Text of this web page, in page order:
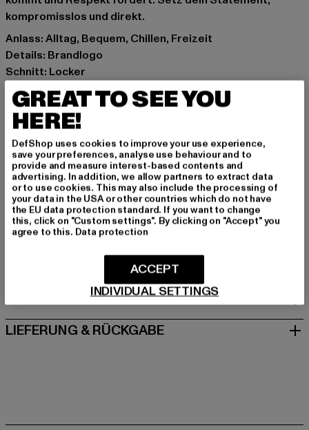
kompromisslos und direkt.
Anlass: Alltag, Bequem, Chillen, Freizeit
Details: Brandlogo
Schnitt: Locker
Marke: UNFAIR ATHLETICS
Kat.: T-Shirts
Farbe: schwarz
Hersteller Farbe: black
Materialzusammensetzung: 100% Baumwolle
Art.Nr: UNFR26-110-00007
Hersteller: UTEX GmbH |info@unfairathletics.com
Tulbeckstraße 32 | 80339 München | DE
GRÖSSE & PASSFORM
PFLEGEHINWEISE
LIEFERUNG & RÜCKGABE
GREAT TO SEE YOU
HERE!
DefShop uses cookies to improve your use experience,
save your preferences, analyse use behaviour and to
provide and measure interest-based contents and
advertising. In addition, we allow partners to extract data
or to use cookies. This may also include the processing of
your data in the USA or other countries which do not have
the EU data protection standard. If you want to change
this, click on "Custom settings". By clicking on "Accept" you
agree to this. Data protection
INDIVIDUAL SETTINGS
ACCEPT